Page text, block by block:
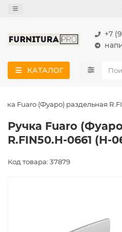
+7
КАТАЛОГ
Fuaro (Фуаро) раздельная
Ручка Fuaro
R.FIN50.H-0661 (H-
Код товара: 37879